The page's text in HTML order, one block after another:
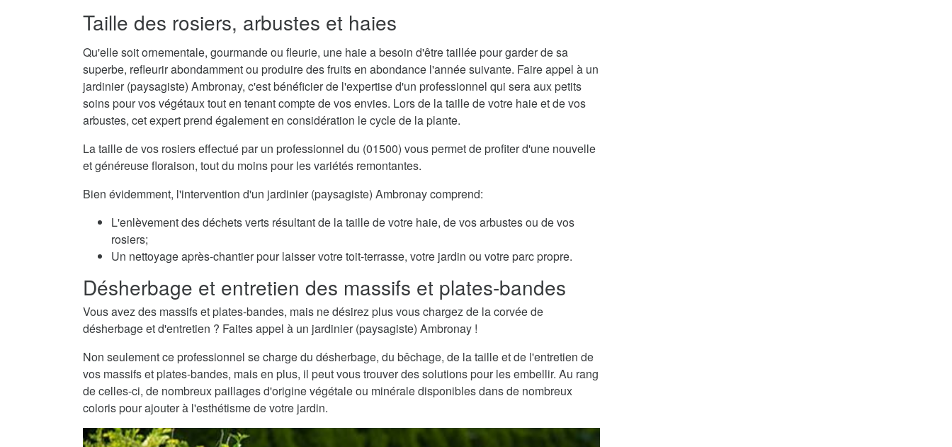
Taille des rosiers, arbustes et haies
Qu'elle soit ornementale, gourmande ou fleurie, une haie a besoin d'être taillée pour garder de sa
superbe, refleurir abondamment ou produire des fruits en abondance l'année suivante. Faire appel à un
jardinier (paysagiste) Ambronay, c'est bénéficier de l'expertise d'un professionnel qui sera aux petits
soins pour vos végétaux tout en tenant compte de vos envies. Lors de la taille de votre haie et de vos
arbustes, cet expert prend également en considération le cycle de la plante.
La taille de vos rosiers effectué par un professionnel du (01500) vous permet de profiter d'une nouvelle
et généreuse floraison, tout du moins pour les variétés remontantes.
Bien évidemment, l'intervention d'un jardinier (paysagiste) Ambronay comprend:
L'enlèvement des déchets verts résultant de la taille de votre haie, de vos arbustes ou de vos
rosiers;
Un nettoyage après-chantier pour laisser votre toit-terrasse, votre jardin ou votre parc propre.
Désherbage et entretien des massifs et plates-bandes
Vous avez des massifs et plates-bandes, mais ne désirez plus vous chargez de la corvée de
désherbage et d'entretien ? Faites appel à un jardinier (paysagiste) Ambronay !
Non seulement ce professionnel se charge du désherbage, du bêchage, de la taille et de l'entretien de
vos massifs et plates-bandes, mais en plus, il peut vous trouver des solutions pour les embellir. Au rang
de celles-ci, de nombreux paillages d'origine végétale ou minérale disponibles dans de nombreux
coloris pour ajouter à l'esthétisme de votre jardin.